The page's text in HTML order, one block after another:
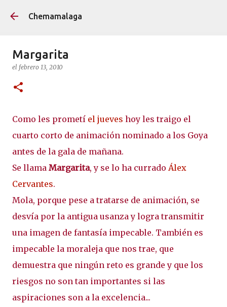
Chemamalaga
Margarita
el febrero 13, 2010
Como les prometí el jueves hoy les traigo el
cuarto corto de animación nominado a los Goya
antes de la gala de mañana.
Se llama Margarita, y se lo ha currado Álex
Cervantes.
Mola, porque pese a tratarse de animación, se
desvía por la antigua usanza y logra transmitir
una imagen de fantasía impecable. También es
impecable la moraleja que nos trae, que
demuestra que ningún reto es grande y que los
riesgos no son tan importantes si las
aspiraciones son a la excelencia...